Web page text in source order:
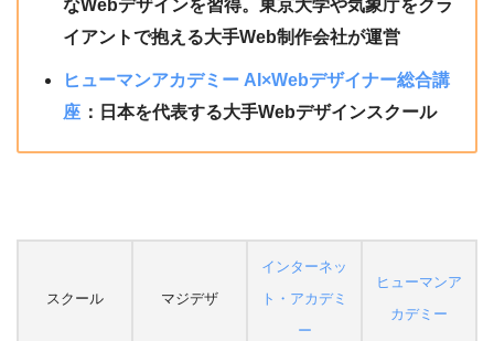
なWebデザインを習得。東京大学や気象庁をクラ
イアントで抱える大手Web制作会社が運営
ヒューマンアカデミー AI×Webデザイナー総合講
座 ：日本を代表する大手Webデザインスクール
スクール マジデザ
インターネッ
ト・アカデミ
ー
ヒューマンア
カデミー